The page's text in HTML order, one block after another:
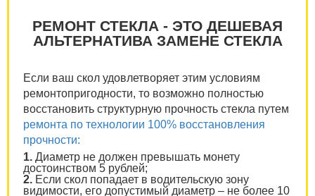
РЕМОНТ СТЕКЛА - ЭТО ДЕШЕВАЯ
АЛЬТЕРНАТИВА ЗАМЕНЕ СТЕКЛА
Если ваш скол удовлетворяет этим условиям
ремонтопригодности, то возможно полностью
восстановить структурную прочность стекла путем
ремонта по технологии 100% восстановления
прочности:
1. Диаметр не должен превышать монету
достоинством 5 рублей;
2. Если скол попадает в водительскую зону
видимости, его допустимый диаметр – не более 10